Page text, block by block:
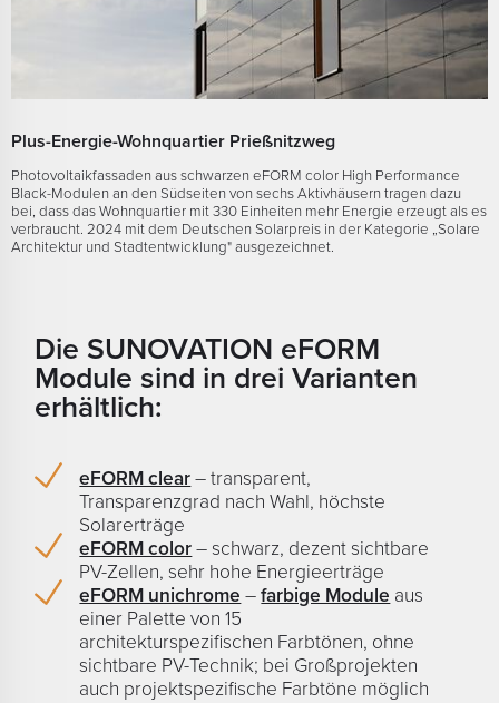
Plus-Energie-Wohnquartier Prießnitzweg
Photovoltaikfassaden aus schwarzen eFORM color High Performance
Black-Modulen an den Südseiten von sechs Aktivhäusern tragen dazu
bei, dass das Wohnquartier mit 330 Einheiten mehr Energie erzeugt als es
verbraucht. 2024 mit dem Deutschen Solarpreis in der Kategorie „Solare
Architektur und Stadtentwicklung" ausgezeichnet.
Die SUNOVATION eFORM
Module sind in drei Varianten
erhältlich:
eFORM clear– transparent,
Transparenzgrad nach Wahl, höchste
Solarerträge
eFORM color– schwarz, dezent sichtbare
PV-Zellen, sehr hohe Energieerträge
eFORM unichrome –farbige Module aus
einer Palette von 15
architekturspezifischen Farbtönen, ohne
sichtbare PV-Technik; bei Großprojekten
auch projektspezifische Farbtöne möglich